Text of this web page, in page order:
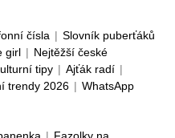
čísla | Slovník puberťáků
girl | Nejtěžší české
tipy | Ajťák radí |
trendy 2026 | WhatsApp